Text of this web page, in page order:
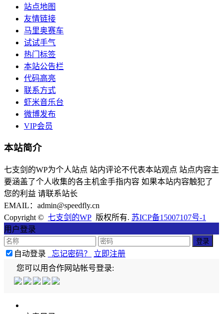
站点地图
友情链接
马里奥赛车
试试手气
热门标签
本站公告栏
代码高亮
联系方式
虾米音乐台
微博发布
VIP会员
本站简介
七支剑的WP为个人站点 站内评论不代表本站观点 站点内容主
要涵盖了个人收集的各主机金手指内容 如果本站内容触犯了
您的利益 请联系站长
EMAIL：admin@speedfly.cn
Copyright © 七支剑的WP 版权所有. 苏ICP备15007107号-1
用户登录
自动登录 忘记密码？
立即注册
您可以用合作网站帐号登录: